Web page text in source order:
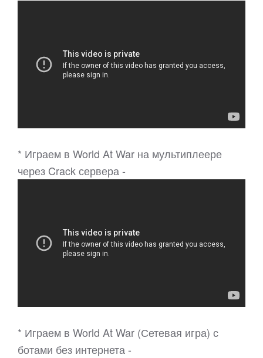
* Играем в World At War на мультиплеере
через Crack сервера -
* Играем в World At War (Сетевая игра) с
ботами без интернета -